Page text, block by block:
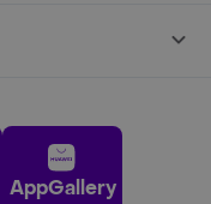
AppGallery